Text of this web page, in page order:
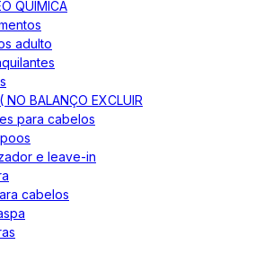
QUIMICA
adulto
NO BALANÇO EXCLUIR
para cabelos
e leave-in
cabelos